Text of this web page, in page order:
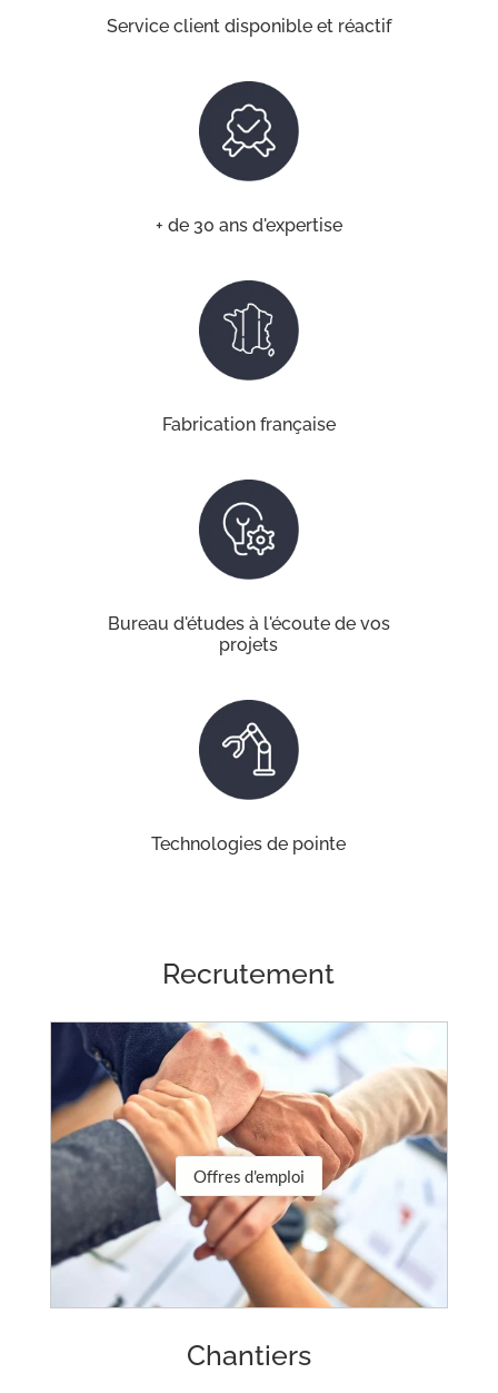
Service client disponible et réactif
+ de 30 ans d'expertise
Fabrication française
Bureau d'études à l'écoute de vos
projets
Technologies de pointe
Recrutement
Offres d'emploi
Chantiers